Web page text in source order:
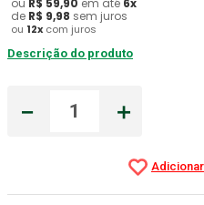
ou R$ 59,90 em até 6x
de R$ 9,98 sem juros
ou 12x com juros
Descrição do produto
＋
－
7º Gaze Esteril
8º Aparelho Pressão